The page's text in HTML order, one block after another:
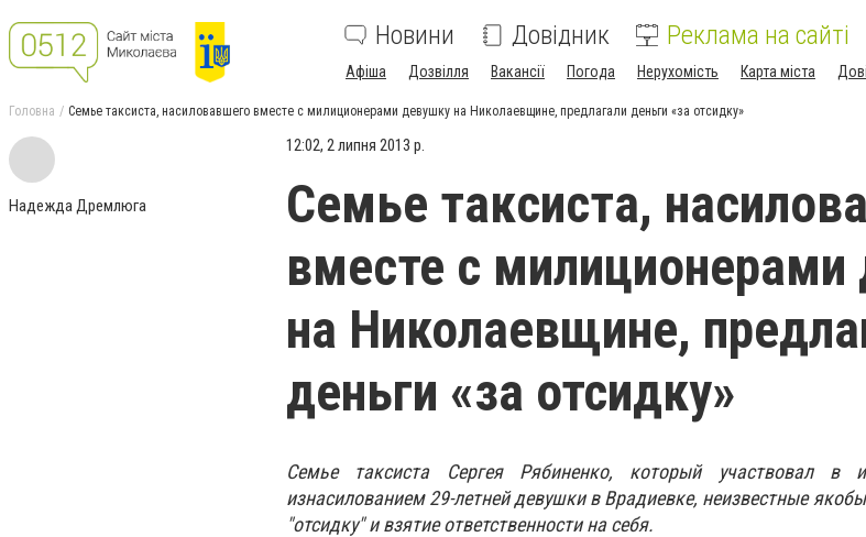
Новини Довідник Реклама на сайті
Афіша Дозвілля Вакансії Погода Нерухомість Карта міста
Головна Семье таксиста, насиловавшего вместе с милиционерами девушку на Николаевщине, предлагали деньги «за отсидку»
Надежда Дремлюга
12:02, 2 липня 2013 р.
Семье таксиста,
вместе с
на Николаевщине,
деньги «за отсидку»
Семье таксиста Сергея Рябиненко, который участвовал в
изнасилованием 29-летней девушки в Врадиевке, неизвестные
"отсидку" и взятие ответственности на себя.